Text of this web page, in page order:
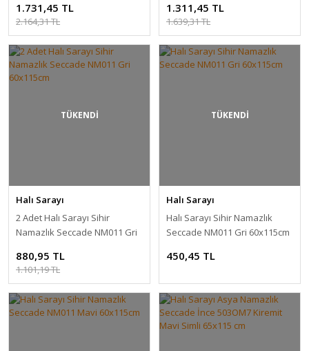
1.731,45 TL
2.164,31 TL
1.311,45 TL
1.639,31 TL
TÜKENDİ
Halı Sarayı
2 Adet Halı Sarayı Sihir
Namazlık Seccade NM011 Gri
880,95 TL
1.101,19 TL
TÜKENDİ
Halı Sarayı
Halı Sarayı Sihir Namazlık
Seccade NM011 Gri 60x115cm
450,45 TL